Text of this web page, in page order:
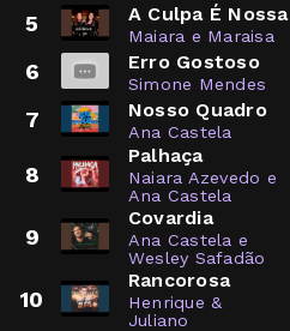
5 A Culpa É Nossa
Maiara e Maraisa
6 Erro Gostoso
Simone Mendes
7 Nosso Quadro
Ana Castela
8
Palhaça
Naiara Azevedo e
Ana Castela
9
Covardia
Ana Castela e
Wesley Safadão
10
Rancorosa
Henrique &
Juliano